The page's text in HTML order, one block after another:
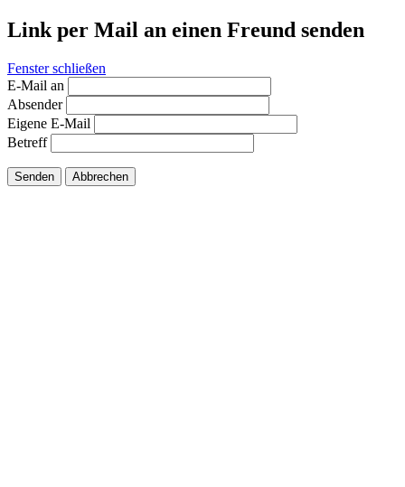
Link per Mail an einen Freund senden
Fenster schließen
E-Mail an
Absender
Eigene E-Mail
Betreff
Senden Abbrechen